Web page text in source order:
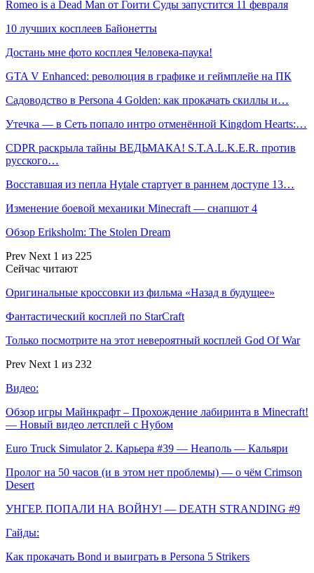
Romeo is a Dead Man от Гоити Суды запустится 11 февраля
10 лучших косплеев Байонетты
Достань мне фото косплея Человека-паука!
GTA V Enhanced: революция в графике и геймплейе на ПК
Садоводство в Persona 4 Golden: как прокачать скиллы и…
Утечка — в Сеть попало интро отменённой Kingdom Hearts:…
CDPR раскрыла тайны ВЕДЬМАКА! S.T.A.L.K.E.R. против
русского…
Восставшая из пепла Hytale стартует в раннем доступе 13…
Изменение боевой механики Minecraft — снапшот 4
Обзор Eriksholm: The Stolen Dream
Prev Next 1 из 225
Сейчас читают
Оригинальные кроссовки из фильма «Назад в будущее»
Фантастический косплей по StarCraft
Только посмотрите на этот невероятный косплей God Of War
Prev Next 1 из 232
Видео:
Обзор игры Майнкрафт – Прохождение лабиринта в Minecraft!
— Новый видео летсплей с Нубом
Euro Truck Simulator 2. Карьера #39 — Неаполь — Кальяри
Пролог на 50 часов (и в этом нет проблемы) — о чём Crimson
Desert
УНГЕР. ПОПАЛИ НА ВОЙНУ! — DEATH STRANDING #9
Гайды:
Как прокачать Bond и выиграть в Persona 5 Strikers